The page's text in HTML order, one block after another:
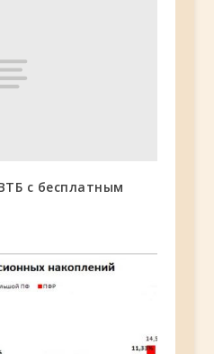
с бесплатным